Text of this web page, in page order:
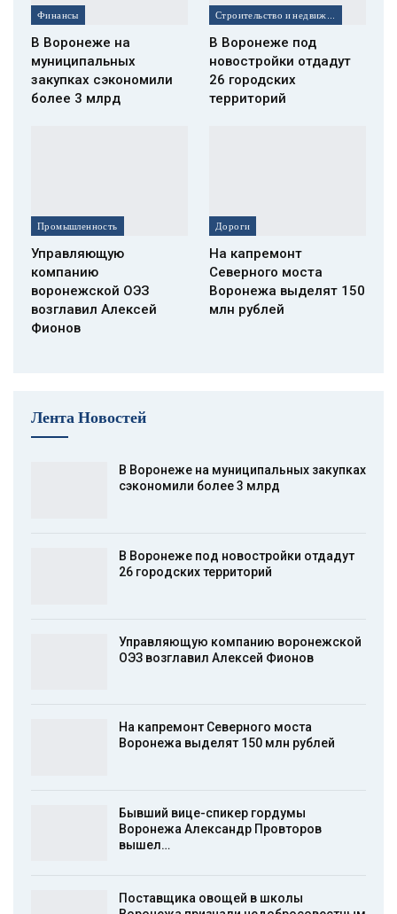
Финансы
В Воронеже на
муниципальных
закупках сэкономили
более 3 млрд
В Воронеже под
новостройки отдадут
26 городских
территорий
Промышленность
Управляющую
компанию
воронежской ОЭЗ
возглавил Алексей
Фионов
Дороги
На капремонт
Северного моста
Воронежа выделят 150
млн рублей
Лента Новостей
В Воронеже на муниципальных закупках
сэкономили более 3 млрд
В Воронеже под новостройки отдадут
26 городских территорий
Управляющую компанию воронежской
ОЭЗ возглавил Алексей Фионов
На капремонт Северного моста
Воронежа выделят 150 млн рублей
Бывший вице-спикер гордумы
Воронежа Александр Провторов
вышел…
Поставщика овощей в школы